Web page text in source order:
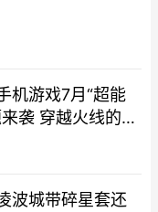
机游戏7月“超能
袭 穿越火线的手
波城带碎星套还